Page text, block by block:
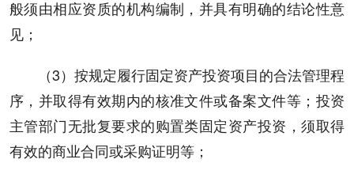
般须由相应资质的机构编制，并具有明确的结论性意
见；
（3）按规定履行固定资产投资项目的合法管理程
序，并取得有效期内的核准文件或备案文件等；投资
主管部门无批复要求的购置类固定资产投资，须取得
有效的商业合同或采购证明等；